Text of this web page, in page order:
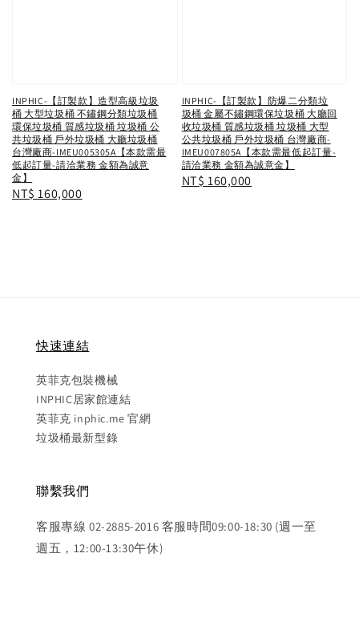
INPHIC-【訂製款】造型高級垃圾
桶 大型垃圾桶 不鏽鋼分類垃圾桶
環保垃圾桶 質感垃圾桶 垃圾桶 公
共垃圾桶 戶外垃圾桶 大廳垃圾桶
台灣廠商-IMEU005305A【本款需最
低起訂量-請洽業務 金額為誠意
金】
Regular
NT$ 160,000
INPHIC-【訂製款】防爆二分類垃
圾桶 金屬不鏽鋼環保垃圾桶 大廳回
收垃圾桶 質感垃圾桶 垃圾桶 大型
公共垃圾桶 戶外垃圾桶 台灣廠商-
IMEU007805A【本款需最低起訂量-
請洽業務 金額為誠意金】
Regular
NT$ 160,000
快速連結
英菲克包裝機械
INPHIC居家館連結
英菲克 inphic.me 官網
垃圾桶最新型錄
聯繫我們
客服專線 02-2885-2016 客服時間09:00-18:30 (週一至
週五，12:00-13:30午休)